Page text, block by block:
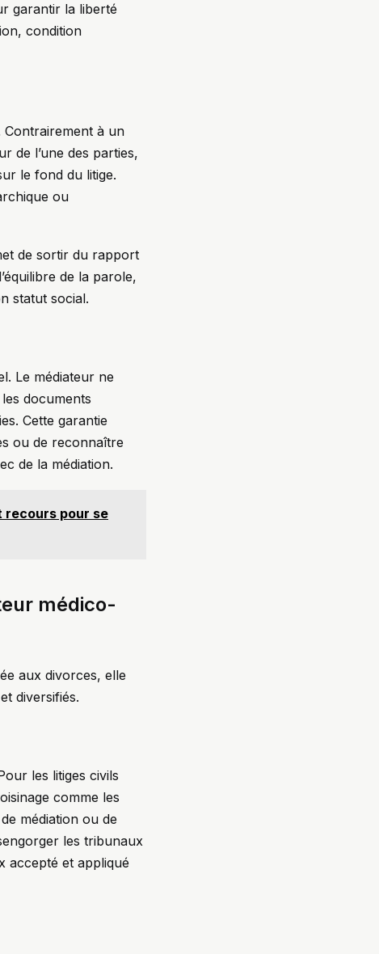
garantir la liberté
condition
Contrairement à un
de l’une des parties,
le fond du litige.
ou
de sortir du rapport
de la parole,
statut social.
Le médiateur ne
documents
Cette garantie
ou de reconnaître
de la médiation.
recours pour se
médico-
aux divorces, elle
diversifiés.
les litiges civils
comme les
médiation ou de
les tribunaux
accepté et appliqué